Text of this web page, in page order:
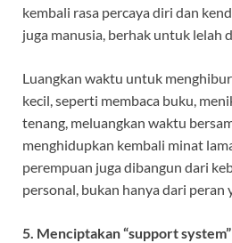
kembali rasa percaya diri dan
juga manusia, berhak untuk lelah
Luangkan waktu untuk
kecil, seperti membaca buku,
tenang, meluangkan waktu
menghidupkan kembali minat
perempuan juga dibangun dari
personal, bukan hanya dari peran
5. Menciptakan “support